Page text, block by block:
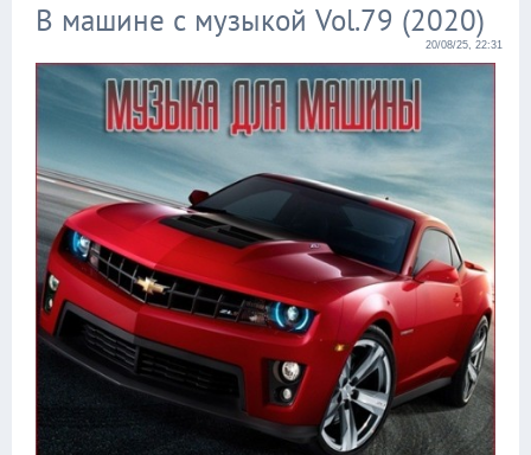
В машине с музыкой Vol.79 (2020)
20/08/25, 22:31